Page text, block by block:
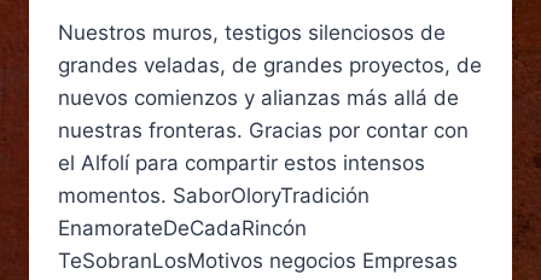
Nuestros muros, testigos silenciosos de
grandes veladas, de grandes proyectos, de
nuevos comienzos y alianzas más allá de
nuestras fronteras. Gracias por contar con
el Alfolí para compartir estos intensos
momentos. SaborOloryTradición
EnamorateDeCadaRincón
TeSobranLosMotivos negocios Empresas